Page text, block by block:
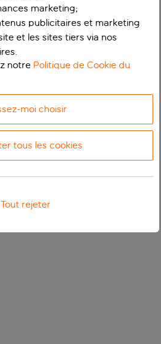
marketing;
publicitaires et marketing
et les sites tiers via nos
notre Politique de Cookie du
moi choisir
tous les cookies
Tout rejeter